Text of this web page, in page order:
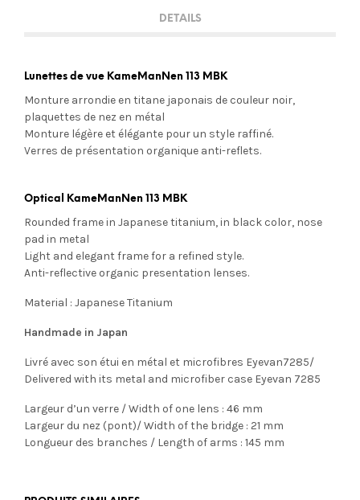
DETAILS
Lunettes de vue KameManNen 113 MBK
Monture arrondie en titane japonais de couleur noir,
plaquettes de nez en métal
Monture légère et élégante pour un style raffiné.
Verres de présentation organique anti-reflets.
Optical KameManNen 113 MBK
Rounded frame in Japanese titanium, in black color, nose
pad in metal
Light and elegant frame for a refined style.
Anti-reflective organic presentation lenses.
Material : Japanese Titanium
Handmade in Japan
Livré avec son étui en métal et microfibres Eyevan7285/
Delivered with its metal and microfiber case Eyevan 7285
Largeur d’un verre / Width of one lens : 46 mm
Largeur du nez (pont)/ Width of the bridge : 21 mm
Longueur des branches / Length of arms : 145 mm